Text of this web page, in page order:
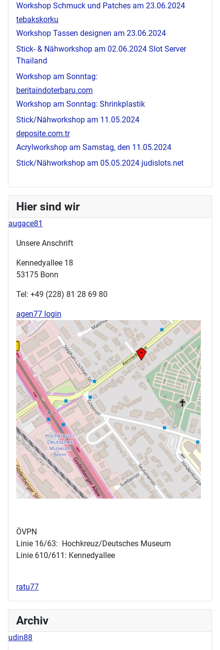
Workshop Schmuck und Patches am 23.06.2024
tebakskorku
Workshop Tassen designen am 23.06.2024
Stick- & Nähworkshop am 02.06.2024 Slot Server
Thailand
Workshop am Sonntag:
beritaindoterbaru.com
Workshop am Sonntag: Shrinkplastik
Stick/Nähworkshop am 11.05.2024
deposite.com.tr
Acrylworkshop am Samstag, den 11.05.2024
Stick/Nähworkshop am 05.05.2024 judislots.net
Hier sind wir
augace81
Unsere Anschrift
Kennedyallee 18
53175 Bonn
Tel: +49 (228) 81 28 69 80
agen77 login
ÖVPN
Linie 16/63: Hochkreuz/Deutsches Museum
Linie 610/611: Kennedyallee
ratu77
Archiv
udin88